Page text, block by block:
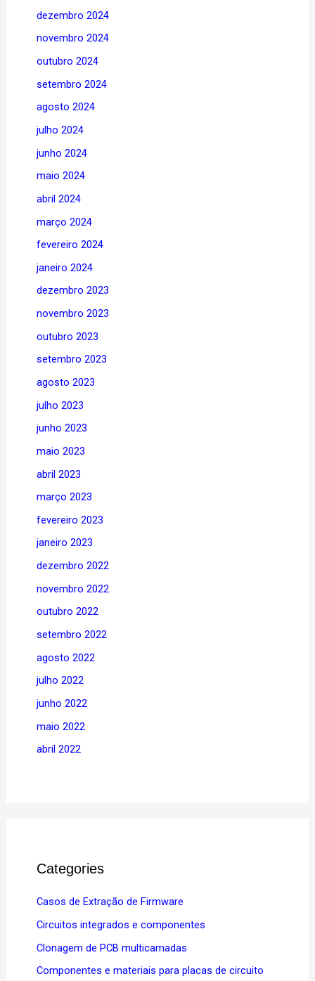
dezembro 2024
novembro 2024
outubro 2024
setembro 2024
agosto 2024
julho 2024
junho 2024
maio 2024
abril 2024
março 2024
fevereiro 2024
janeiro 2024
dezembro 2023
novembro 2023
outubro 2023
setembro 2023
agosto 2023
julho 2023
junho 2023
maio 2023
abril 2023
março 2023
fevereiro 2023
janeiro 2023
dezembro 2022
novembro 2022
outubro 2022
setembro 2022
agosto 2022
julho 2022
junho 2022
maio 2022
abril 2022
Categories
Casos de Extração de Firmware
Circuitos integrados e componentes
Clonagem de PCB multicamadas
Componentes e materiais para placas de circuito